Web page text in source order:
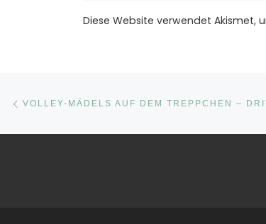
Diese Website verwendet Akismet,
Beitragsnavigation